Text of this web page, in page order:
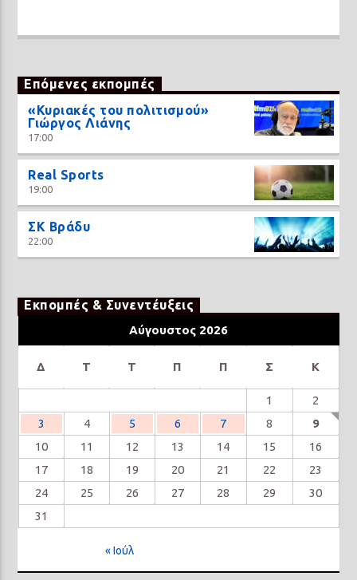
Επόμενες εκπομπές
«Κυριακές του πολιτισμού»
Γιώργος Λιάνης
17:00
Real Sports
19:00
ΣΚ Βράδυ
22:00
Εκπομπές & Συνεντέυξεις
Αύγουστος 2026
Δ Τ Τ Π Π Σ Κ
1
2
3
4 5 6 7 8
9
10
11 12 13 14 15
16
17
18 19 20 21 22
23
24
25 26 27 28 29
30
31
« Ιούλ